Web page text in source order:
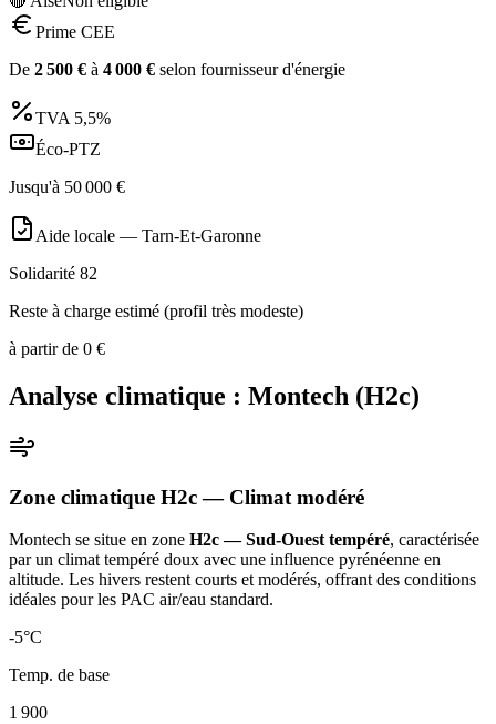
Prime CEE
De 2 500 € à 4 000 € selon fournisseur d'énergie
TVA 5,5%
Éco-PTZ
Jusqu'à 50 000 €
Aide locale — Tarn-Et-Garonne
Solidarité 82
Reste à charge estimé (profil très modeste)
à partir de 0 €
Analyse climatique : Montech (H2c)
Zone climatique H2c— Climat modéré
Montech se situe en zone H2c — Sud-Ouest tempéré, caractérisée
par un climat tempéré doux avec une influence pyrénéenne en
altitude. Les hivers restent courts et modérés, offrant des conditions
idéales pour les PAC air/eau standard.
-5°C
Temp. de base
1 900